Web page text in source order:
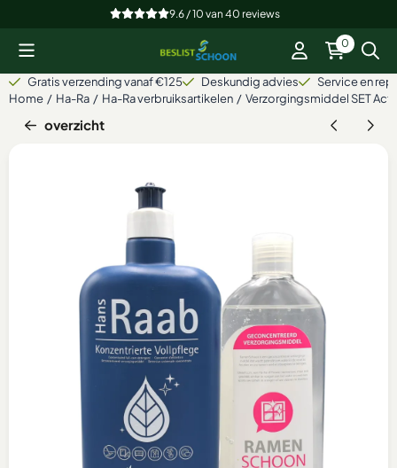
Cookievoorkeuren zijn beschikbaar. Kies instellingen of sta
9.6 / 10 van40 reviews
0
Gratis verzending vanaf €125 Deskundig advies
Service en
Home / Ha-Ra / Ha-Ra verbruiksartikelen / Verzorgingsmiddel SET
overzicht